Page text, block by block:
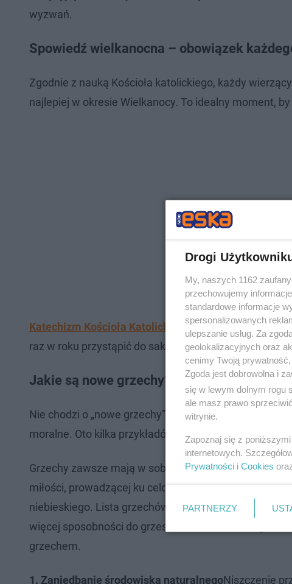
wyzwań.
Spowiedź wielkanocna – obowiązek
Zgodnie z nauką Kościoła katolickiego, każdy
najlepiej w okresie Wielkanocy. To idealny moment,
Katechizm Kościoła Katolickiegojasno mówi: "Każdy
raz w roku przystąpić do sakramentu pokuty".
Jakie są nowe grzechy? Na co zwrócić
Nie chodzi o „nowe grzechy” w sensie prawnym, ale
moralne. Oto kilka przykładów, które księża coraz
Grzechy zawsze mają w sobie coś ze śmierci - jak
miłości, prowadzącej ku celowi ostatecznemu,
niebieskiego. Lista grzechów zmienia się ostatnio co
więcej sposobności do grzeszenia. Niezmienne
grzechem.
1. Zaniedbanie środowiska naturalnegoNiszczenie
Drogi
My, naszych 1162
przechowujemy
standardowe informacje
spersonalizowanych
ulepszanie usług. Za
geolokalizacyjnych oraz
cenimy Twoją
Zgoda jest dobrowolna i
się w lewym dolnym rogu
ale masz prawo
witrynie.
Zapoznaj się z
internetowych.
Prywatności i Cookies
PARTNERZY